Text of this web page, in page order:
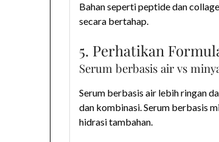
Bahan seperti peptide dan
secara bertahap.
5. Perhatikan
Serum berbasis air vs
Serum berbasis air lebih ringan
dan kombinasi. Serum berbasis
hidrasi tambahan.